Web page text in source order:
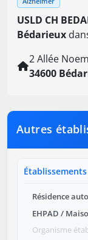
USLD CH
Bédarieux
2 Allée
34600
Autres
Résidence
EHPAD /
Organisme